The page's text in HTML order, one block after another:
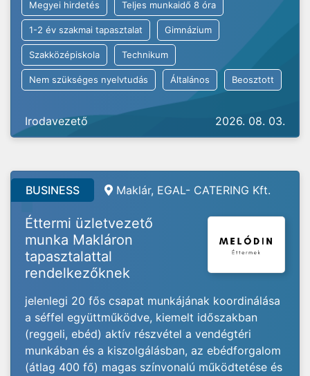
Megyei hirdetés Teljes munkaidő 8 óra
1-2 év szakmai tapasztalat Gimnázium
Szakközépiskola Technikum
Nem szükséges nyelvtudás Általános Beosztott
Irodavezető 2026. 08. 03.
BUSINESS Maklár, EGAL- CATERING Kft.
Éttermi üzletvezető
munka Makláron
tapasztalattal
rendelkezőknek
jelenlegi 20 fős csapat munkájának koordinálása
a séffel együttműködve, kiemelt időszakban
(reggeli, ebéd) aktív részvétel a vendégtéri
munkában és a kiszolgálásban, az ebédforgalom
(átlag 400 fő) magas színvonalú működtetése és